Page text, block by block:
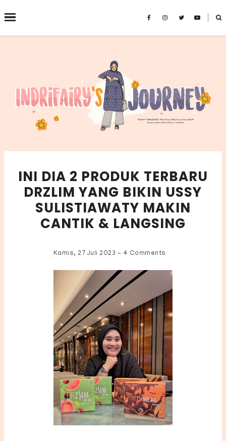
˟
SEARCH THIS BLOG
INI DIA 2 PRODUK TERBARU
DRZLIM YANG BIKIN USSY
SULISTIAWATY MAKIN
CANTIK & LANGSING
Kamis, 27 Juli 2023 - 4 Comments